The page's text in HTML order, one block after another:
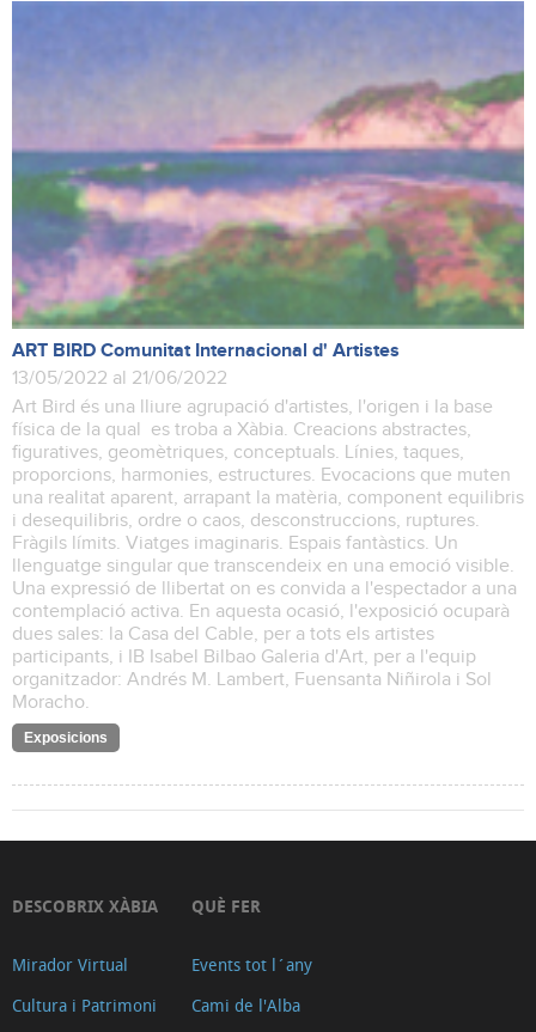
ART BIRD Comunitat Internacional d' Artistes
13/05/2022 al 21/06/2022
Art Bird és una lliure agrupació d'artistes, l'origen i la base
física de la qual es troba a Xàbia. Creacions abstractes,
figuratives, geomètriques, conceptuals. Línies, taques,
proporcions, harmonies, estructures. Evocacions que muten
una realitat aparent, arrapant la matèria, component equilibris
i desequilibris, ordre o caos, desconstruccions, ruptures.
Fràgils límits. Viatges imaginaris. Espais fantàstics. Un
llenguatge singular que transcendeix en una emoció visible.
Una expressió de llibertat on es convida a l'espectador a una
contemplació activa. En aquesta ocasió, l'exposició ocuparà
dues sales: la Casa del Cable, per a tots els artistes
participants, i IB Isabel Bilbao Galeria d'Art, per a l'equip
organitzador: Andrés M. Lambert, Fuensanta Niñirola i Sol
Moracho.
Exposicions
DESCOBRIX XÀBIA
Mirador Virtual
Cultura i Patrimoni
QUÈ FER
Events tot l´any
Cami de l'Alba